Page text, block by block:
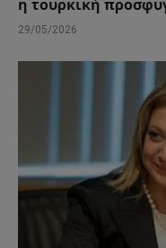
η τουρκική
29/05/2026